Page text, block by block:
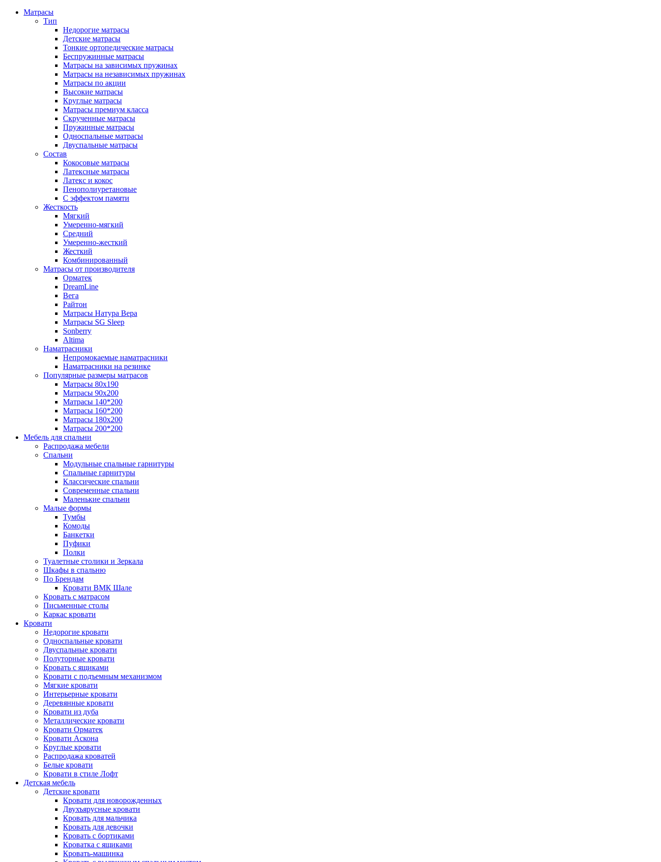
Матрасы
Тип
Недорогие матрасы
Детские матрасы
Тонкие ортопедические матрасы
Беспружинные матрасы
Матрасы на зависимых пружинах
Матрасы на независимых пружинах
Матрасы по акции
Высокие матрасы
Круглые матрасы
Матрасы премиум класса
Скрученные матрасы
Пружинные матрасы
Односпальные матрасы
Двуспальные матрасы
Состав
Кокосовые матрасы
Латексные матрасы
Латекс и кокос
Пенополиуретановые
С эффектом памяти
Жесткость
Мягкий
Умеренно-мягкий
Средний
Умеренно-жесткий
Жесткий
Комбинированный
Матрасы от производителя
Орматек
DreamLine
Вега
Райтон
Матрасы Натура Вера
Матрасы SG Sleep
Sonberry
Altima
Наматрасники
Непромокаемые наматрасники
Наматрасники на резинке
Популярные размеры матрасов
Матрасы 80x190
Матрасы 90x200
Матрасы 140*200
Матрасы 160*200
Матрасы 180x200
Матрасы 200*200
Мебель для спальни
Распродажа мебели
Спальни
Модульные спальные гарнитуры
Спальные гарнитуры
Классические спальни
Современные спальни
Маленькие спальни
Малые формы
Тумбы
Комоды
Банкетки
Пуфики
Полки
Туалетные столики и Зеркала
Шкафы в спальню
По Брендам
Кровати ВМК Шале
Кровать с матрасом
Письменные столы
Каркас кровати
Кровати
Недорогие кровати
Односпальные кровати
Двуспальные кровати
Полуторные кровати
Кровать с ящиками
Кровати с подъемным механизмом
Мягкие кровати
Интерьерные кровати
Деревянные кровати
Кровати из дуба
Металлические кровати
Кровати Орматек
Кровати Аскона
Круглые кровати
Распродажа кроватей
Белые кровати
Кровати в стиле Лофт
Детская мебель
Детские кровати
Кровати для новорожденных
Двухъярусные кровати
Кровать для мальчика
Кровать для девочки
Кровать с бортиками
Кроватка с ящиками
Кровать-машинка